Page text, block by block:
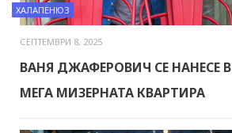
ХАЛАПЕНЮЗ
СЕПТЕМВРИ 8, 2025
ВАНЯ ДЖАФЕРОВИЧ СЕ НАНЕСЕ В
МЕГА МИЗЕРНАТА КВАРТИРА